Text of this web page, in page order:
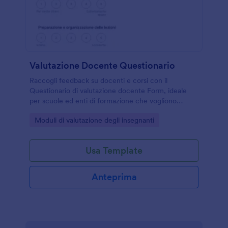
Valutazione Docente Questionario
Raccogli feedback su docenti e corsi con il
Questionario di valutazione docente Form, ideale
per scuole ed enti di formazione che vogliono
data collection online.
Go to Category:
Moduli di valutazione degli insegnanti
Usa Template
Anteprima